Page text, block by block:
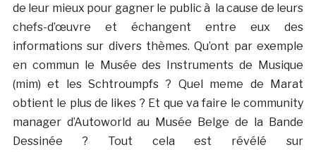
de leur mieux pour gagner le public à la cause de leurs
chefs-d’œuvre et échangent entre eux des
informations sur divers thèmes. Qu’ont par exemple
en commun le Musée des Instruments de Musique
(mim) et les Schtroumpfs ? Quel meme de Marat
obtient le plus de likes ? Et que va faire le community
manager d’Autoworld au Musée Belge de la Bande
Dessinée ? Tout cela est révélé sur